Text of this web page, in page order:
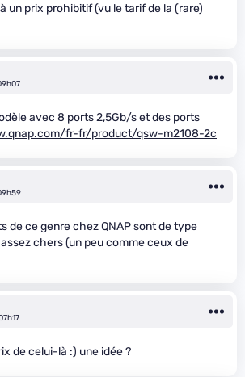
un prix prohibitif (vu le tarif de la (rare)
avec 8 ports 2,5Gb/s et des ports
fr-fr/product/qsw-m2108-2c
de ce genre chez QNAP sont de type
chers (un peu comme ceux de
de celui-là :) une idée ?